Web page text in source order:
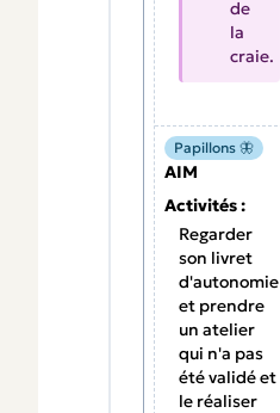
de
la
craie.
Papillons 🦋
AIM
Activités :
Regarder
son livret
d'autonomie
et prendre
un atelier
qui n'a pas
été validé et
le réaliser